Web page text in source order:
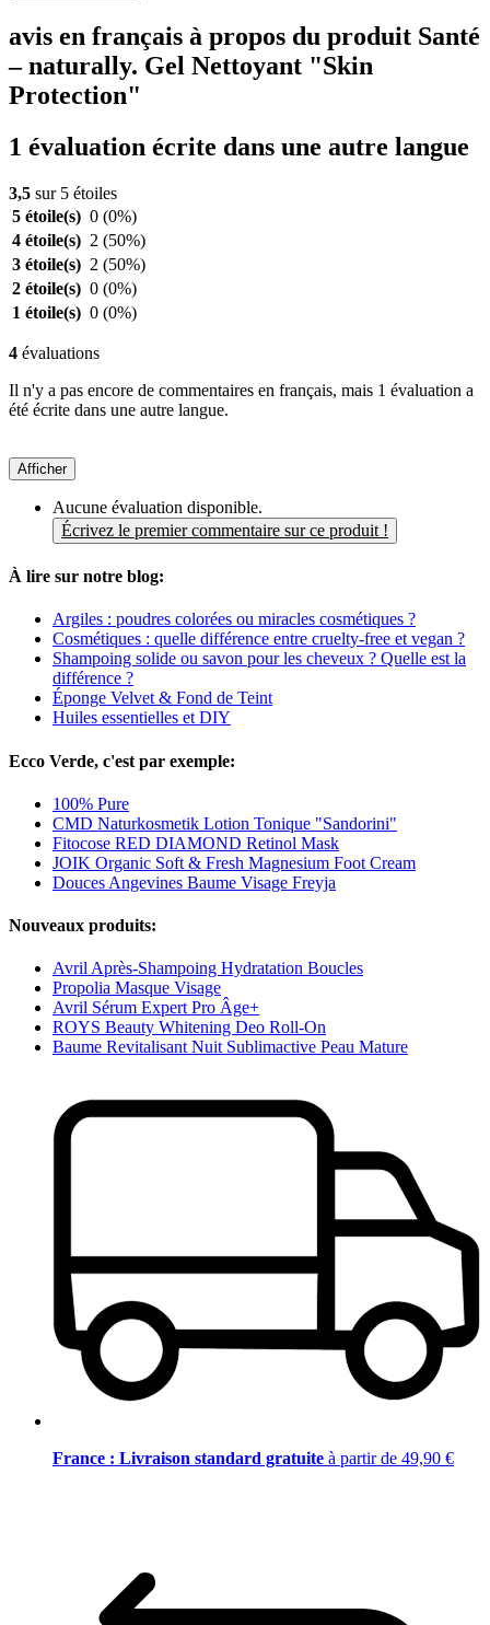
avis en français à propos du produit Santé
– naturally. Gel Nettoyant "Skin
Protection"
1 évaluation écrite dans une autre langue
3,5 sur 5 étoiles
5 étoile(s) 0 (0%)
4 étoile(s) 2 (50%)
3 étoile(s) 2 (50%)
2 étoile(s) 0 (0%)
1 étoile(s) 0 (0%)
4 évaluations
Il n'y a pas encore de commentaires en français, mais 1 évaluation a
été écrite dans une autre langue.
Afficher
Aucune évaluation disponible.
Écrivez le premier commentaire sur ce produit !
À lire sur notre blog:
Argiles : poudres colorées ou miracles cosmétiques ?
Cosmétiques : quelle différence entre cruelty-free et vegan ?
Shampoing solide ou savon pour les cheveux ? Quelle est la
différence ?
Éponge Velvet & Fond de Teint
Huiles essentielles et DIY
Ecco Verde, c'est par exemple:
100% Pure
CMD Naturkosmetik Lotion Tonique "Sandorini"
Fitocose RED DIAMOND Retinol Mask
JOIK Organic Soft & Fresh Magnesium Foot Cream
Douces Angevines Baume Visage Freyja
Nouveaux produits:
Avril Après-Shampoing Hydratation Boucles
Propolia Masque Visage
Avril Sérum Expert Pro Âge+
ROYS Beauty Whitening Deo Roll-On
Baume Revitalisant Nuit Sublimactive Peau Mature
France : Livraison standard gratuite à partir de 49,90 €